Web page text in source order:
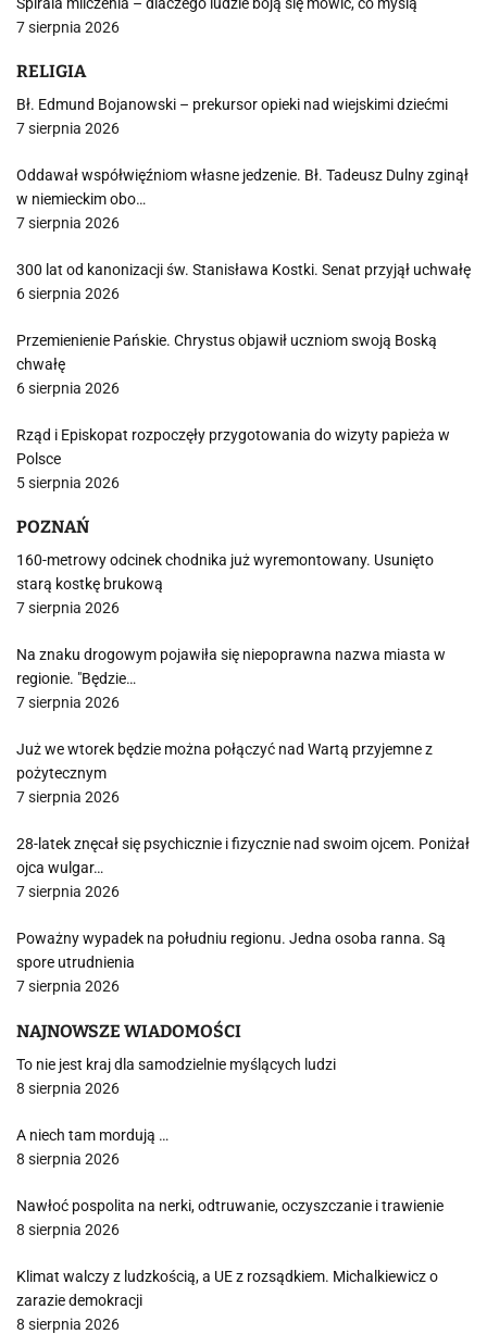
7 sierpnia 2026
RELIGIA
Bł. Edmund Bojanowski – prekursor opieki nad wiejskimi dziećmi
7 sierpnia 2026
Oddawał współwięźniom własne jedzenie. Bł. Tadeusz Dulny zginął
w niemieckim obo…
7 sierpnia 2026
300 lat od kanonizacji św. Stanisława Kostki. Senat przyjął uchwałę
6 sierpnia 2026
Przemienienie Pańskie. Chrystus objawił uczniom swoją Boską
chwałę
6 sierpnia 2026
Rząd i Episkopat rozpoczęły przygotowania do wizyty papieża w
Polsce
5 sierpnia 2026
POZNAŃ
160-metrowy odcinek chodnika już wyremontowany. Usunięto
starą kostkę brukową
7 sierpnia 2026
Na znaku drogowym pojawiła się niepoprawna nazwa miasta w
regionie. "Będzie…
7 sierpnia 2026
Już we wtorek będzie można połączyć nad Wartą przyjemne z
pożytecznym
7 sierpnia 2026
28-latek znęcał się psychicznie i fizycznie nad swoim ojcem. Poniżał
ojca wulgar…
7 sierpnia 2026
Poważny wypadek na południu regionu. Jedna osoba ranna. Są
spore utrudnienia
7 sierpnia 2026
NAJNOWSZE WIADOMOŚCI
To nie jest kraj dla samodzielnie myślących ludzi
8 sierpnia 2026
A niech tam mordują …
8 sierpnia 2026
Nawłoć pospolita na nerki, odtruwanie, oczyszczanie i trawienie
8 sierpnia 2026
Klimat walczy z ludzkością, a UE z rozsądkiem. Michalkiewicz o
zarazie demokracji
8 sierpnia 2026